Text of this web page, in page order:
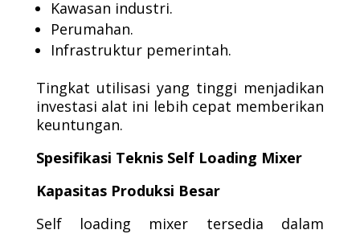
Kawasan industri.
Perumahan.
Infrastruktur pemerintah.
Tingkat utilisasi yang tinggi menjadikan
investasi alat ini lebih cepat memberikan
keuntungan.
Spesifikasi Teknis Self Loading Mixer
Kapasitas Produksi Besar
Self loading mixer tersedia dalam